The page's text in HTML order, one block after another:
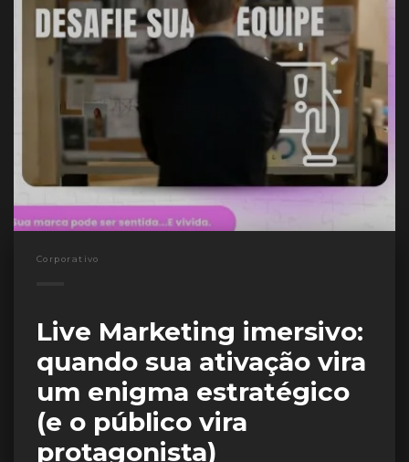
Corporativo
Live Marketing imersivo:
quando sua ativação vira
um enigma estratégico
(e o público vira
protagonista)